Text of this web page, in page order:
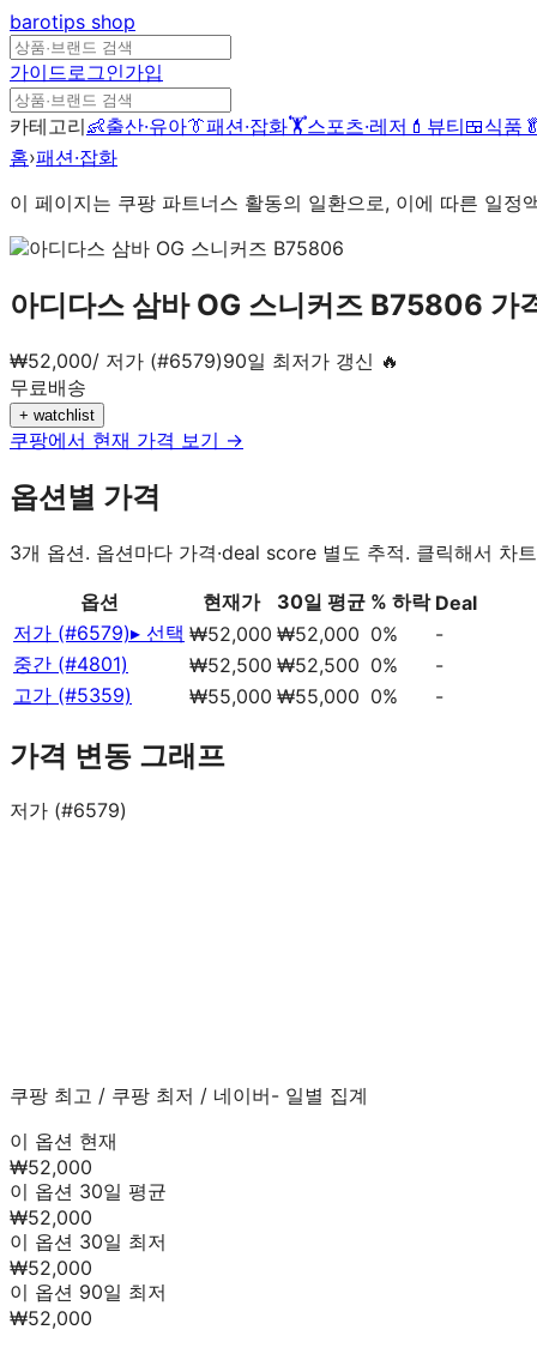
barotips shop
가이드로그인가입
카테고리👶출산·유아👔패션·잡화🏋️스포츠·레저 💄 뷰티🍱식품
홈›패션·잡화
이 페이지는 쿠팡 파트너스 활동의 일환으로, 이에 따른 일정
아디다스 삼바 OG 스니커즈 B75806 가
₩52,000/ 저가 (#6579)90일 최저가 갱신 🔥
무료배송
+ watchlist
쿠팡에서 현재 가격 보기 →
옵션별 가격
3개 옵션. 옵션마다 가격·deal score 별도 추적. 클릭해서 차
옵션 현재가 30일 평균 % 하락 Deal
저가 (#6579)▸ 선택 ₩52,000 ₩52,000 0%
-
중간 (#4801)
₩52,500 ₩52,500 0%
-
고가 (#5359)
₩55,000 ₩55,000 0% -
가격 변동 그래프
저가 (#6579)
쿠팡 최고 / 쿠팡 최저 / 네이버- 일별 집계
이 옵션 현재
₩52,000
이 옵션 30일 평균
₩52,000
이 옵션 30일 최저
₩52,000
이 옵션 90일 최저
₩52,000